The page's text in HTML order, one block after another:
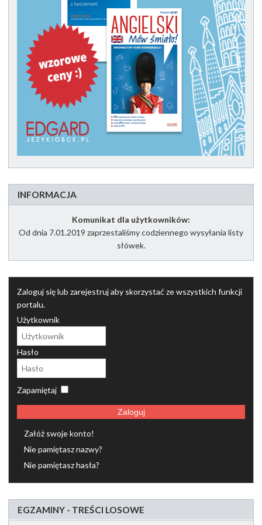
INFORMACJA
Komunikat dla użytkowników:
Od dnia 7.01.2019 zaprzestaliśmy codziennego wysyłania listy
słówek.
Zaloguj się lub zarejestruj aby skorzystać ze wszystkich funkcji
portalu.
Użytkownik
Hasło
Zapamiętaj
Zaloguj
Załóż swoje konto!
Nie pamiętasz nazwy?
Nie pamiętasz hasła?
EGZAMINY - TREŚCI LOSOWE